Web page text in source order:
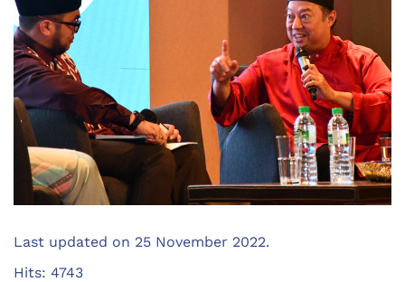
Last updated on 25 November 2022.
Hits: 4743